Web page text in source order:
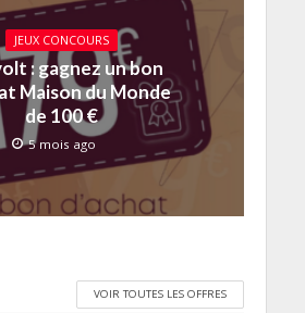
JEUX CONCOURS
: gagnez un bon
Maison du Monde
de 100 €
5 mois ago
VOIR TOUTES LES OFFRES